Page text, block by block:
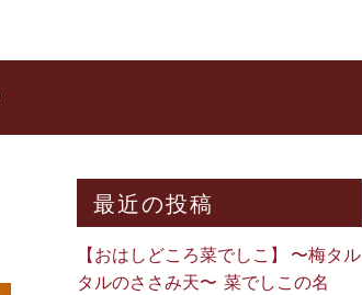
最近の投稿
【おはしどころ菜でしこ】 〜梅タル
タルのささみ天〜 ⁡ 菜でしこの名